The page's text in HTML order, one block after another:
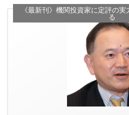
《最新刊》機関投資家に定評の
る